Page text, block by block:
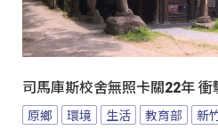
司馬庫斯校舍無照卡關22年 衝
原鄉 環境 生活 教育部 新